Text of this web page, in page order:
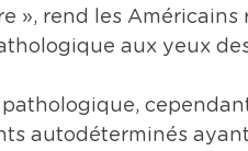
», rend les
aux yeux
autodéterminés